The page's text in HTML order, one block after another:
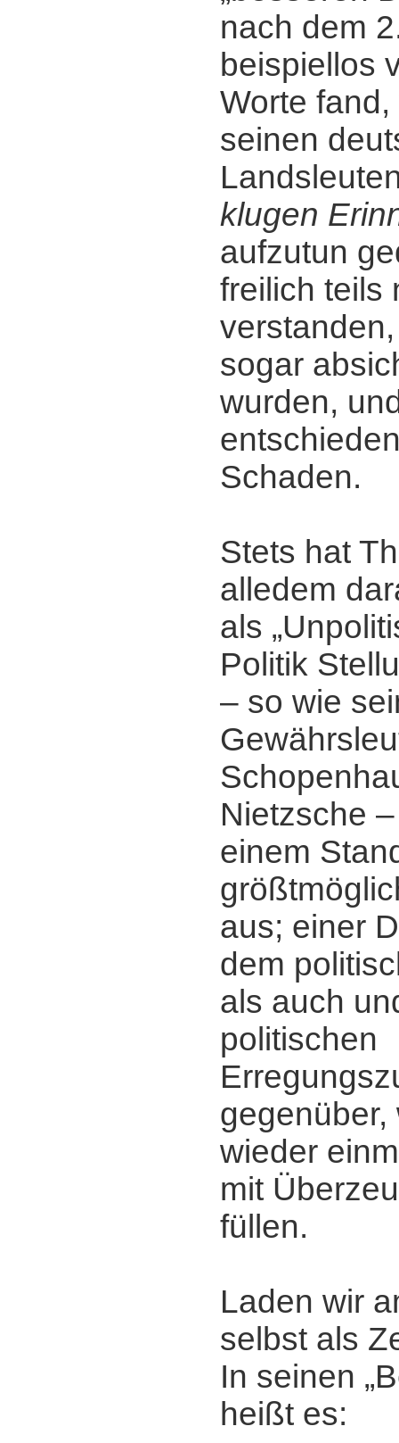
nach dem
beispiellos
Worte
seinen
klugen
aufzutun
freilich teils
sogar
wurden,
Schaden.
Stets hat
alledem
als
Politik
‒ so wie
Nietzsche
einem
aus; einer
dem
als auch
politischen
gegenüber,
wieder
mit
füllen.
Laden wir
selbst als
In seinen
heißt es: